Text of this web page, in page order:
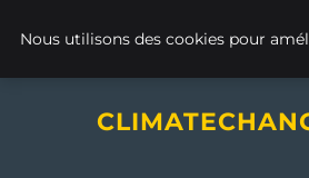
Nous utilisons des cookies pour